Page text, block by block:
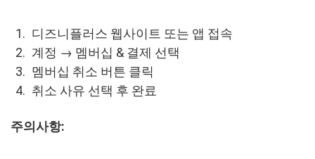
디즈니플러스 웹사이트 또는 앱 접속
계정 → 멤버십 & 결제 선택
멤버십 취소 버튼 클릭
취소 사유 선택 후 완료
주의사항: